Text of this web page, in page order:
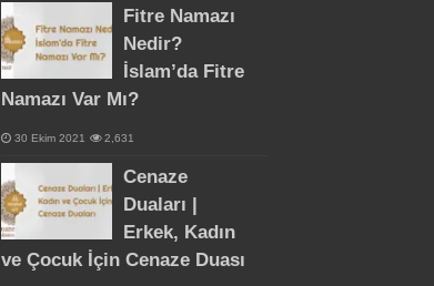
Fitre Namazı
Nedir?
İslam’da Fitre
Namazı Var Mı?
30 Ekim 2021 2,631
Cenaze
Duaları |
Erkek, Kadın
ve Çocuk İçin Cenaze Duası